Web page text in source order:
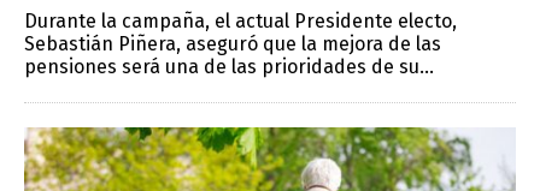
Durante la campaña, el actual Presidente electo,
Sebastián Piñera, aseguró que la mejora de las
pensiones será una de las prioridades de su...